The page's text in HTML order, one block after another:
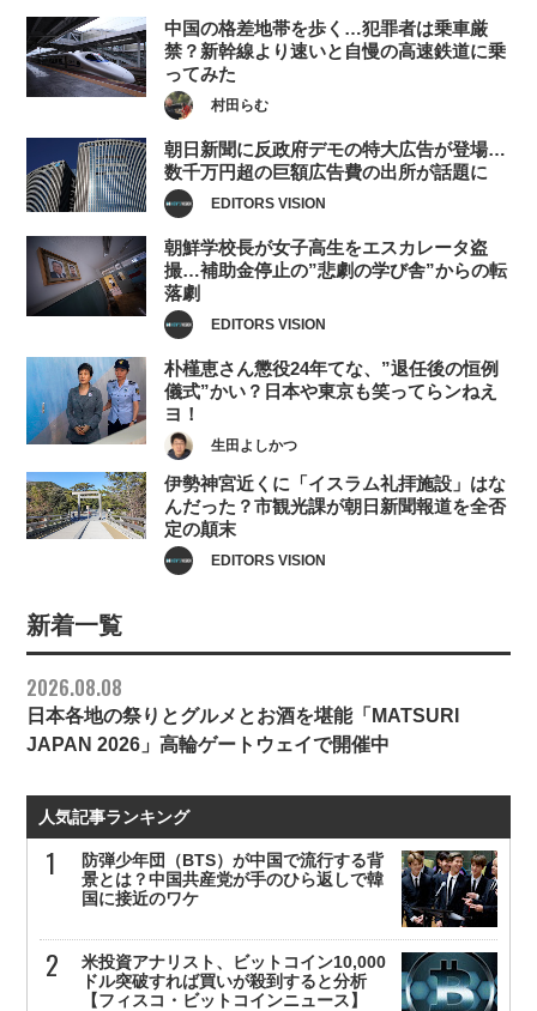
中国の格差地帯を歩く…犯罪者は乗車厳
禁？新幹線より速いと自慢の高速鉄道に乗
ってみた
村田らむ
朝日新聞に反政府デモの特大広告が登場…
数千万円超の巨額広告費の出所が話題に
EDITORS VISION
朝鮮学校長が女子高生をエスカレータ盗
撮…補助金停止の”悲劇の学び舎”からの転
落劇
EDITORS VISION
朴槿恵さん懲役24年てな、”退任後の恒例
儀式”かい？日本や東京も笑ってらンねえ
ヨ！
生田よしかつ
伊勢神宮近くに「イスラム礼拝施設」はな
んだった？市観光課が朝日新聞報道を全否
定の顛末
EDITORS VISION
新着一覧
2026.08.08
日本各地の祭りとグルメとお酒を堪能「MATSURI
JAPAN 2026」高輪ゲートウェイで開催中
人気記事ランキング
防弾少年団（BTS）が中国で流行する背
景とは？中国共産党が手のひら返しで韓
国に接近のワケ
米投資アナリスト、ビットコイン10,000
ドル突破すれば買いが殺到すると分析
【フィスコ・ビットコインニュース】